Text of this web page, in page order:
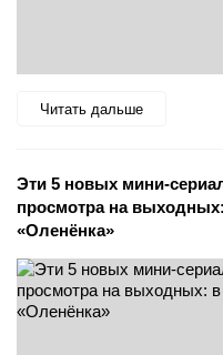
Читать дальше
Эти 5 новых мини-
просмотра на
«Оленёнка»